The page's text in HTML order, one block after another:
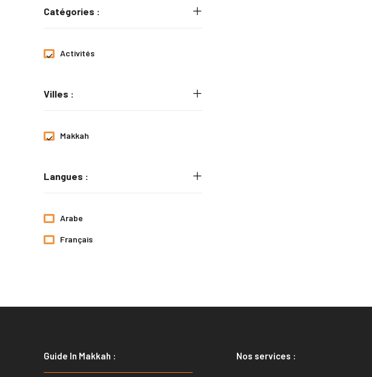
Catégories :
Activités
Villes :
Makkah
Langues :
Arabe
Français
Guide In Makkah : Nos services :